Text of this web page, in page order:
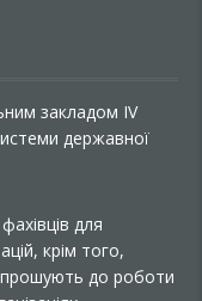
закладом IV
державної
для
крім того,
до роботи